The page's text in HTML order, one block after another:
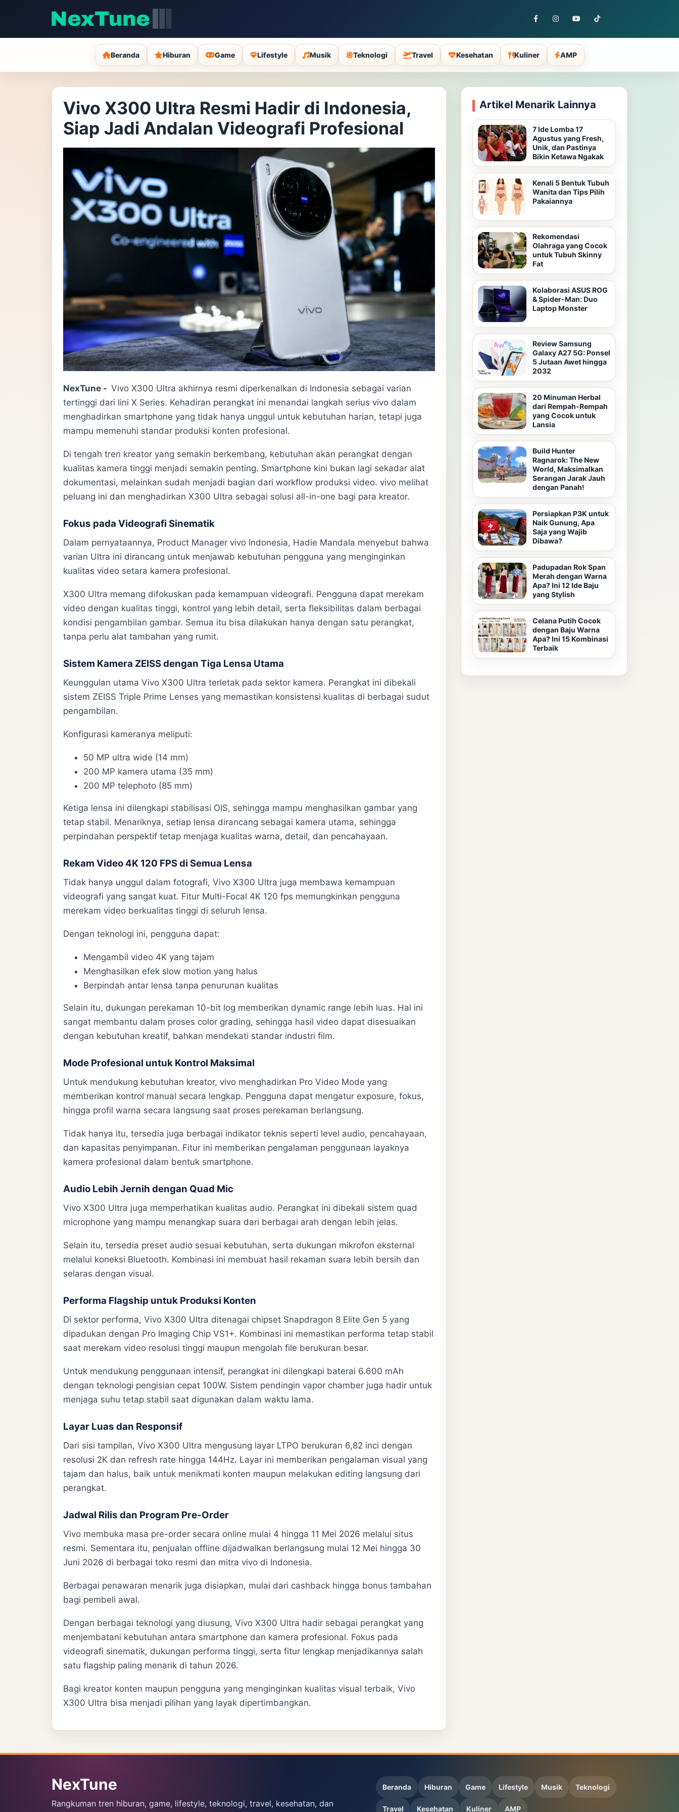
Beranda Hiburan Game Lifestyle Musik Teknologi Travel Kesehatan Kuliner AMP
Vivo X300 Ultra Resmi Hadir di Indonesia,
Siap Jadi Andalan Videografi Profesional
NexTune - Vivo X300 Ultra akhirnya resmi diperkenalkan di Indonesia sebagai varian
tertinggi dari lini X Series. Kehadiran perangkat ini menandai langkah serius vivo dalam
menghadirkan smartphone yang tidak hanya unggul untuk kebutuhan harian, tetapi juga
mampu memenuhi standar produksi konten profesional.
Di tengah tren kreator yang semakin berkembang, kebutuhan akan perangkat dengan
kualitas kamera tinggi menjadi semakin penting. Smartphone kini bukan lagi sekadar alat
dokumentasi, melainkan sudah menjadi bagian dari workflow produksi video. vivo melihat
peluang ini dan menghadirkan X300 Ultra sebagai solusi all-in-one bagi para kreator.
Fokus pada Videografi Sinematik
Dalam pernyataannya, Product Manager vivo Indonesia, Hadie Mandala menyebut bahwa
varian Ultra ini dirancang untuk menjawab kebutuhan pengguna yang menginginkan
kualitas video setara kamera profesional.
X300 Ultra memang difokuskan pada kemampuan videografi. Pengguna dapat merekam
video dengan kualitas tinggi, kontrol yang lebih detail, serta fleksibilitas dalam berbagai
kondisi pengambilan gambar. Semua itu bisa dilakukan hanya dengan satu perangkat,
tanpa perlu alat tambahan yang rumit.
Sistem Kamera ZEISS dengan Tiga Lensa Utama
Keunggulan utama Vivo X300 Ultra terletak pada sektor kamera. Perangkat ini dibekali
sistem ZEISS Triple Prime Lenses yang memastikan konsistensi kualitas di berbagai sudut
pengambilan.
Konfigurasi kameranya meliputi:
50 MP ultra wide (14 mm)
200 MP kamera utama (35 mm)
200 MP telephoto (85 mm)
Ketiga lensa ini dilengkapi stabilisasi OIS, sehingga mampu menghasilkan gambar yang
tetap stabil. Menariknya, setiap lensa dirancang sebagai kamera utama, sehingga
perpindahan perspektif tetap menjaga kualitas warna, detail, dan pencahayaan.
Rekam Video 4K 120 FPS di Semua Lensa
Tidak hanya unggul dalam fotografi, Vivo X300 Ultra juga membawa kemampuan
videografi yang sangat kuat. Fitur Multi-Focal 4K 120 fps memungkinkan pengguna
merekam video berkualitas tinggi di seluruh lensa.
Dengan teknologi ini, pengguna dapat:
Mengambil video 4K yang tajam
Menghasilkan efek slow motion yang halus
Berpindah antar lensa tanpa penurunan kualitas
Selain itu, dukungan perekaman 10-bit log memberikan dynamic range lebih luas. Hal ini
sangat membantu dalam proses color grading, sehingga hasil video dapat disesuaikan
dengan kebutuhan kreatif, bahkan mendekati standar industri film.
Mode Profesional untuk Kontrol Maksimal
Untuk mendukung kebutuhan kreator, vivo menghadirkan Pro Video Mode yang
memberikan kontrol manual secara lengkap. Pengguna dapat mengatur exposure, fokus,
hingga profil warna secara langsung saat proses perekaman berlangsung.
Tidak hanya itu, tersedia juga berbagai indikator teknis seperti level audio, pencahayaan,
dan kapasitas penyimpanan. Fitur ini memberikan pengalaman penggunaan layaknya
kamera profesional dalam bentuk smartphone.
Audio Lebih Jernih dengan Quad Mic
Vivo X300 Ultra juga memperhatikan kualitas audio. Perangkat ini dibekali sistem quad
microphone yang mampu menangkap suara dari berbagai arah dengan lebih jelas.
Selain itu, tersedia preset audio sesuai kebutuhan, serta dukungan mikrofon eksternal
melalui koneksi Bluetooth. Kombinasi ini membuat hasil rekaman suara lebih bersih dan
selaras dengan visual.
Performa Flagship untuk Produksi Konten
Di sektor performa, Vivo X300 Ultra ditenagai chipset Snapdragon 8 Elite Gen 5 yang
dipadukan dengan Pro Imaging Chip VS1+. Kombinasi ini memastikan performa tetap stabil
saat merekam video resolusi tinggi maupun mengolah file berukuran besar.
Untuk mendukung penggunaan intensif, perangkat ini dilengkapi baterai 6.600 mAh
dengan teknologi pengisian cepat 100W. Sistem pendingin vapor chamber juga hadir untuk
menjaga suhu tetap stabil saat digunakan dalam waktu lama.
Layar Luas dan Responsif
Dari sisi tampilan, Vivo X300 Ultra mengusung layar LTPO berukuran 6,82 inci dengan
resolusi 2K dan refresh rate hingga 144Hz. Layar ini memberikan pengalaman visual yang
tajam dan halus, baik untuk menikmati konten maupun melakukan editing langsung dari
perangkat.
Jadwal Rilis dan Program Pre-Order
Vivo membuka masa pre-order secara online mulai 4 hingga 11 Mei 2026 melalui situs
resmi. Sementara itu, penjualan offline dijadwalkan berlangsung mulai 12 Mei hingga 30
Juni 2026 di berbagai toko resmi dan mitra vivo di Indonesia.
Berbagai penawaran menarik juga disiapkan, mulai dari cashback hingga bonus tambahan
bagi pembeli awal.
Dengan berbagai teknologi yang diusung, Vivo X300 Ultra hadir sebagai perangkat yang
menjembatani kebutuhan antara smartphone dan kamera profesional. Fokus pada
videografi sinematik, dukungan performa tinggi, serta fitur lengkap menjadikannya salah
satu flagship paling menarik di tahun 2026.
Bagi kreator konten maupun pengguna yang menginginkan kualitas visual terbaik, Vivo
X300 Ultra bisa menjadi pilihan yang layak dipertimbangkan.
Artikel Menarik Lainnya
7 Ide Lomba 17
Agustus yang Fresh,
Unik, dan Pastinya
Bikin Ketawa Ngakak
Kenali 5 Bentuk Tubuh
Wanita dan Tips Pilih
Pakaiannya
Rekomendasi
Olahraga yang Cocok
untuk Tubuh Skinny
Fat
Kolaborasi ASUS ROG
& Spider-Man: Duo
Laptop Monster
Review Samsung
Galaxy A27 5G: Ponsel
5 Jutaan Awet hingga
2032
20 Minuman Herbal
dari Rempah-Rempah
yang Cocok untuk
Lansia
Build Hunter
Ragnarok: The New
World, Maksimalkan
Serangan Jarak Jauh
dengan Panah!
Persiapkan P3K untuk
Naik Gunung, Apa
Saja yang Wajib
Dibawa?
Padupadan Rok Span
Merah dengan Warna
Apa? Ini 12 Ide Baju
yang Stylish
Celana Putih Cocok
dengan Baju Warna
Apa? Ini 15 Kombinasi
Terbaik
NexTune
Rangkuman tren hiburan, game, lifestyle, teknologi, travel, kesehatan, dan
Beranda Hiburan Game Lifestyle Musik Teknologi
Travel Kesehatan Kuliner AMP